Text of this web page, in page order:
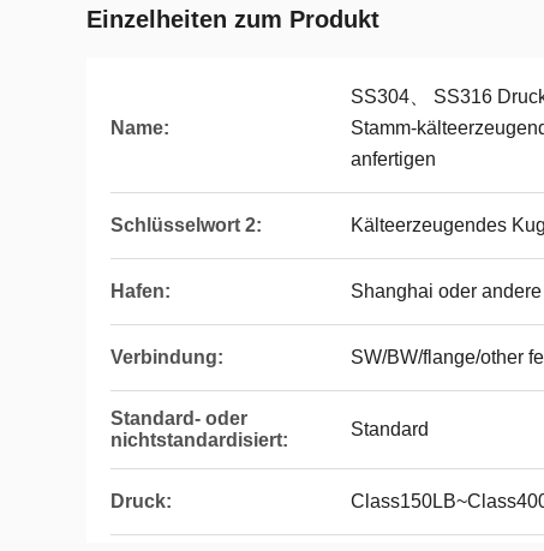
Einzelheiten zum Produkt
Name:
SS304、 SS316
Stamm-
anfertigen
Schlüsselwort 2: Kälteerzeugendes
Hafen: Shanghai oder andere
Verbindung: SW/BW/flange/other
Standard- oder
nichtstandardisiert:
Standard
Druck: